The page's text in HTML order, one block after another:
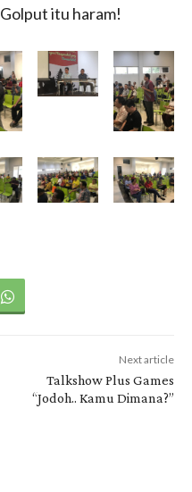
itu haram!
Next article
Talkshow Plus Games
“Jodoh.. Kamu Dimana?”